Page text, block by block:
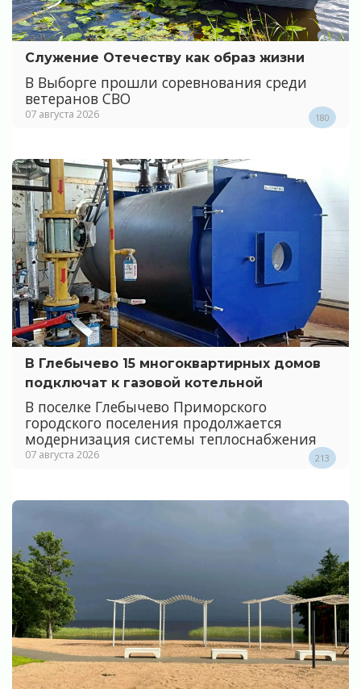
Служение Отечеству как образ жизни
В Выборге прошли соревнования среди
ветеранов СВО
07 августа 2026 180
В Глебычево 15 многоквартирных домов
подключат к газовой котельной
В поселке Глебычево Приморского
городского поселения продолжается
модернизация системы теплоснабжения
07 августа 2026 213